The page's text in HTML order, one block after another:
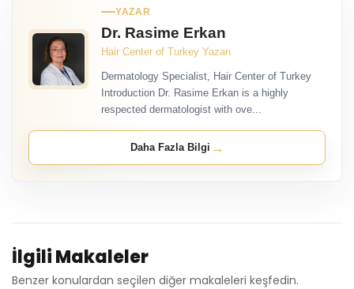
YAZAR
Dr. Rasime Erkan
Hair Center of Turkey Yazarı
Dermatology Specialist, Hair Center of Turkey
Introduction Dr. Rasime Erkan is a highly
respected dermatologist with ove...
Daha Fazla Bilgi →
İlgili Makaleler
Benzer konulardan seçilen diğer makaleleri keşfedin.